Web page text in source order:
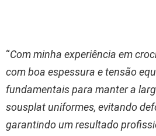
“Com minha experiência em
com boa espessura e tensão
fundamentais para manter a
sousplat uniformes, evitando
garantindo um resultado